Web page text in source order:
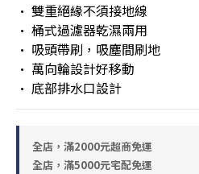
• 雙重絕緣不須接地線
• 桶式過濾器乾濕兩用
• 吸頭帶刷，吸塵間刷地
• 萬向輪設計好移動
• 底部排水口設計
全店，滿2000元超商免運
全店，滿5000元宅配免運